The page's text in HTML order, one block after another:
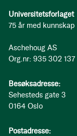
Universitetsforlaget
75 år med kunnskap
Aschehoug AS
Org.nr: 935 302 137
Besøksadresse:
Sehesteds gate 3
0164 Oslo
Postadresse: